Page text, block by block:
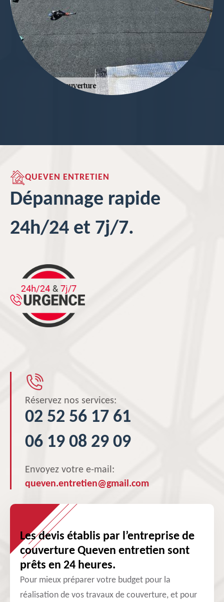
QUEVEN ENTRETIEN
Dépannage rapide
24h/24 et 7j/7.
Réservez nos services:
02 52 56 17 61
06 19 08 29 09
Envoyez votre e-mail:
queven.entretien@gmail.com
Les devis établis par l’entreprise de
couverture Queven entretien sont
prêts en 24 heures.
Pour mieux préparer votre budget pour la
réalisation de vos travaux de couverture, et pour